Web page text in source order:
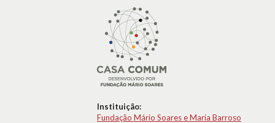
Instituição:
Fundação Mário Soares e Maria Barroso